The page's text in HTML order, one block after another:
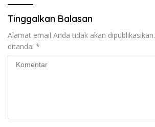
Tinggalkan Balasan
Alamat email Anda tidak akan dipublikasikan.
ditandai *